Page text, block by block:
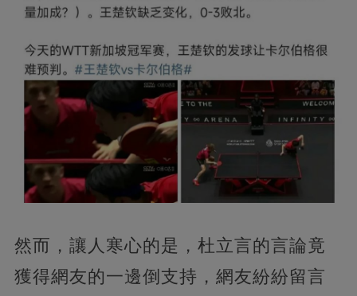
然而，讓人寒心的是，杜立言的言論竟
獲得網友的一邊倒支持，網友紛紛留言